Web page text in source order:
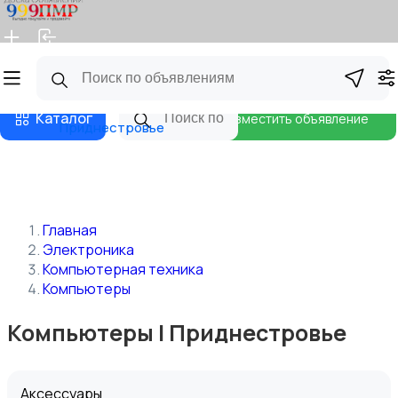
Главная
Каталог
Приднестровье
Разместить объявление
Главная
Электроника
Компьютерная техника
Компьютеры
Компьютеры | Приднестровье
Аксессуары